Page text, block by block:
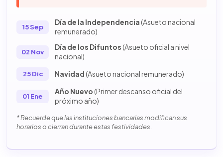
15 Sep
Día de la Independencia(Asueto nacional
remunerado)
02 Nov
Día de los Difuntos(Asueto oficial a nivel
nacional)
25 Dic Navidad(Asueto nacional remunerado)
01 Ene
Año Nuevo(Primer descanso oficial del
próximo año)
* Recuerde que las instituciones bancarias modifican sus
horarios o cierran durante estas festividades.